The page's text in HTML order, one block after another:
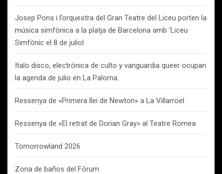
Josep Pons i l’orquestra del Gran Teatre del Liceu porten la
música simfònica a la platja de Barcelona amb ‘Liceu
Simfònic el 8 de juliol
Italo disco, electrónica de culto y vanguardia queer ocupan
la agenda de julio en La Paloma.
Ressenya de «Primera llei de Newton» a La Villarroel
Ressenya de «El retrat de Dorian Gray» al Teatre Romea
Tomorrowland 2026
Zona de baños del Fórum